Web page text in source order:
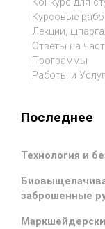
Конкурс для
Курсовые
Лекции,
Ответы на
Программы
Работы и
Последнее
Технология и
заброшенные